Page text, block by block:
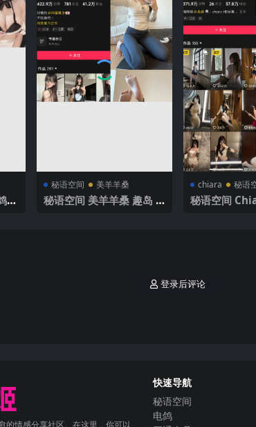
N
秘语空间 美羊羊桑
秘语空间 美羊羊桑 趣岛 N
chiara 秘语
秘语空间
登录后评论
的情感分享社区。在这里，你可以
快速导航
秘语空间
电鸽